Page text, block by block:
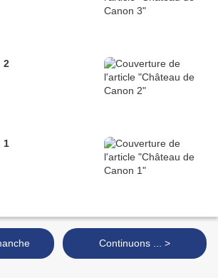
2
1
Continuons ... >